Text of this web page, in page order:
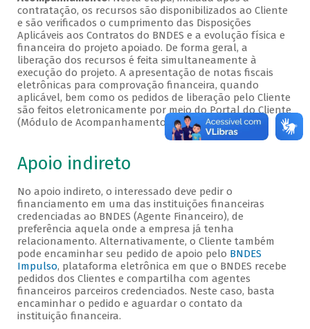
contratação, os recursos são disponibilizados ao Cliente
e são verificados o cumprimento das Disposições
Aplicáveis aos Contratos do BNDES e a evolução física e
financeira do projeto apoiado. De forma geral, a
liberação dos recursos é feita simultaneamente à
execução do projeto. A apresentação de notas fiscais
eletrônicas para comprovação financeira, quando
aplicável, bem como os pedidos de liberação pelo Cliente
são feitos eletronicamente por meio do Portal do Cliente
(Módulo de Acompanhamento).
Apoio indireto
No apoio indireto, o interessado deve pedir o
financiamento em uma das instituições financeiras
credenciadas ao BNDES (Agente Financeiro), de
preferência aquela onde a empresa já tenha
relacionamento. Alternativamente, o Cliente também
pode encaminhar seu pedido de apoio pelo BNDES
Impulso, plataforma eletrônica em que o BNDES recebe
pedidos dos Clientes e compartilha com agentes
financeiros parceiros credenciados. Neste caso, basta
encaminhar o pedido e aguardar o contato da
instituição financeira.